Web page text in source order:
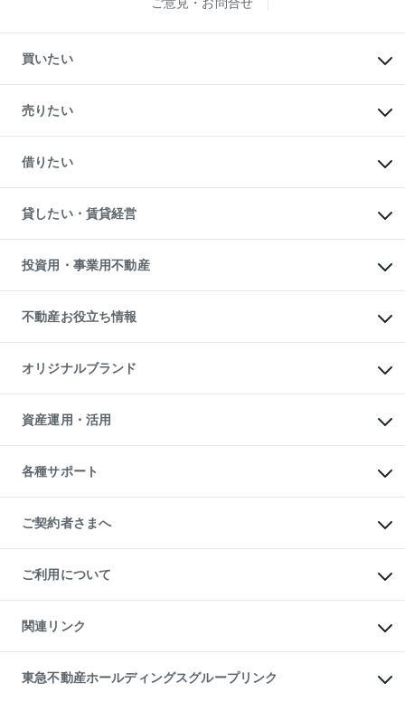
買いたい
新築・分譲マンションの購入
中古マンションの購入
一戸建ての購入
中古一戸建ての購入
不動産購入の流れ
注目キーワード物件特集
購入ガイド
English 繁体中文簡体中文
売りたい
一戸建ての売却・査定
土地の売却・査定
スピードAI査定
不動産査定について
不動産売却の流れ
不動産買換えの流れ
売却ガイド
借りたい
オフィス・店舗の賃貸
借りるときの流れ
借りるガイド
貸したい・賃貸経営
マンション賃料データ
賃貸管理プラン
リロケーションについて
貸すガイド
投資用・事業用不動産
事業用不動産
マンション投資
投資用マンション
アパート経営
収益物件
ビル購入（ビル一棟）
投資用不動産の売却査定
事業用不動産の売却査定
不動産お役立ち情報
マンションライブラリー
人気マンションランキング
暮らしに役立つ不動産メディア
不動産相場・不動産価格情報
不動産コラム・ニュース
不動産用語集
不動産なんでもネット相談室
住まいの税金
オリジナルブランド
一棟リノベーションマンション
L`GENTE（ルジェンテ）
区分リノベーションマンション
投資用一棟レジデンスWELL
不動産小口投資
LEGACIA（レガシア）
資産運用・活用
不動産M&A
アセットマネジメント・出資
各種サポート
相続サポート
リフォームサポート
ご契約者さまへ
ご紹介・再契約特典
入居者様専用-各種ご案内（賃貸）
東急こすもす会「こすもすWeb」
ご利用について
金融商品取引について
東急リバブル ソーシャルメディアポリシー
ご意見・お問い合わせ（金融商品取引専用の相談・お問い合わせ窓口）
ダイレクトメール（郵送物）・Eメールなどの送付停止について
関連リンク
これからご結婚される方に東急百貨店のブライダルクラブ
人材サービスのご用命は 東急リバブルスタッフ株式会社まで
東急不動産ホールディングスグループリンク